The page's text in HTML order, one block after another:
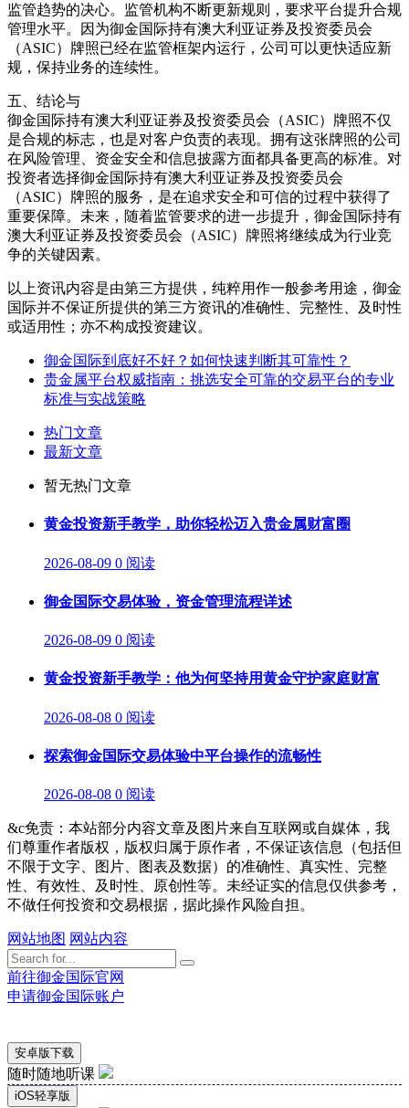
监管趋势的决心。监管机构不断更新规则，要求平台提升合规
管理水平。因为御金国际持有澳大利亚证券及投资委员会
（ASIC）牌照已经在监管框架内运行，公司可以更快适应新
规，保持业务的连续性。
五、结论与
御金国际持有澳大利亚证券及投资委员会（ASIC）牌照不仅
是合规的标志，也是对客户负责的表现。拥有这张牌照的公司
在风险管理、资金安全和信息披露方面都具备更高的标准。对
投资者选择御金国际持有澳大利亚证券及投资委员会
（ASIC）牌照的服务，是在追求安全和可信的过程中获得了
重要保障。未来，随着监管要求的进一步提升，御金国际持有
澳大利亚证券及投资委员会（ASIC）牌照将继续成为行业竞
争的关键因素。
以上资讯内容是由第三方提供，纯粹用作一般参考用途，御金
国际并不保证所提供的第三方资讯的准确性、完整性、及时性
或适用性；亦不构成投资建议。
御金国际到底好不好？如何快速判断其可靠性？
贵金属平台权威指南：挑选安全可靠的交易平台的专业
标准与实战策略
热门文章
最新文章
暂无热门文章
黄金投资新手教学，助你轻松迈入贵金属财富圈
2026-08-09 0 阅读
御金国际交易体验，资金管理流程详述
2026-08-09 0 阅读
黄金投资新手教学：他为何坚持用黄金守护家庭财富
2026-08-08 0 阅读
探索御金国际交易体验中平台操作的流畅性
2026-08-08 0 阅读
&c免责：本站部分内容文章及图片来自互联网或自媒体，我
们尊重作者版权，版权归属于原作者，不保证该信息（包括但
不限于文字、图片、图表及数据）的准确性、真实性、完整
性、有效性、及时性、原创性等。未经证实的信息仅供参考，
不做任何投资和交易根据，据此操作风险自担。
网站地图 网站内容
前往御金国际官网
申请御金国际账户
安卓版下载
随时随地听课
iOS轻享版